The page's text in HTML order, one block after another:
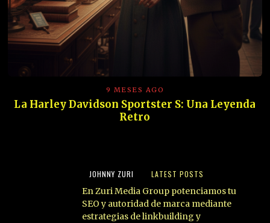
9 MESES AGO
La Harley Davidson Sportster S: Una Leyenda
Retro
JOHNNY ZURI LATEST POSTS
En Zuri Media Group potenciamos tu
SEO y autoridad de marca mediante
estrategias de linkbuilding y